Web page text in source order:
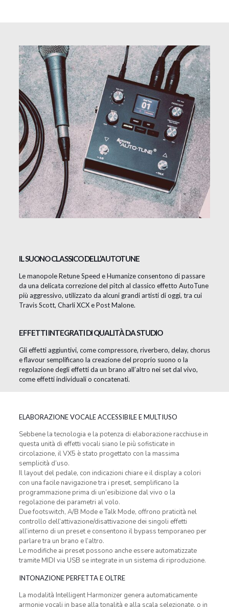
IL SUONO CLASSICO DELL’AUTOTUNE
Le manopole Retune Speed e Humanize consentono di passare
da una delicata correzione del pitch al classico effetto AutoTune
più aggressivo, utilizzato da alcuni grandi artisti di oggi, tra cui
Travis Scott, Charli XCX e Post Malone.
EFFETTI INTEGRATI DI QUALITÀ DA STUDIO
Gli effetti aggiuntivi, come compressore, riverbero, delay, chorus
e flavour semplificano la creazione del proprio suono o la
regolazione degli effetti da un brano all’altro nei set dal vivo,
come effetti individuali o concatenati.
ELABORAZIONE VOCALE ACCESSIBILE E MULTIUSO
Sebbene la tecnologia e la potenza di elaborazione racchiuse in
questa unità di effetti vocali siano le più sofisticate in
circolazione, il VX5 è stato progettato con la massima
semplicità d’uso.
Il layout del pedale, con indicazioni chiare e il display a colori
con una facile navigazione tra i preset, semplificano la
programmazione prima di un’esibizione dal vivo o la
regolazione dei parametri al volo.
Due footswitch, A/B Mode e Talk Mode, offrono praticità nel
controllo dell’attivazione/disattivazione dei singoli effetti
all’interno di un preset e consentono il bypass temporaneo per
parlare tra un brano e l’altro.
Le modifiche ai preset possono anche essere automatizzate
tramite MIDI via USB se integrate in un sistema di riproduzione.
INTONAZIONE PERFETTA E OLTRE
La modalità Intelligent Harmonizer genera automaticamente
armonie vocali in base alla tonalità e alla scala selezionate, o in